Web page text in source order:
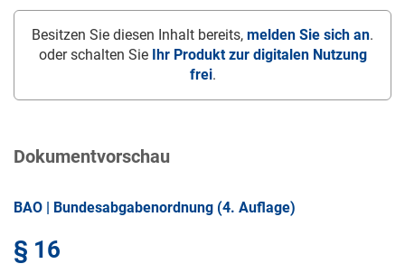
Besitzen Sie diesen Inhalt bereits, melden Sie sich an.
oder schalten Sie Ihr Produkt zur digitalen Nutzung
frei.
Dokumentvorschau
BAO | Bundesabgabenordnung (4. Auflage)
§ 16